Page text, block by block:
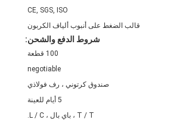
CE, SGS, ISO
قالب الضغط على أنبوب ألياف الكربون
شروط الدفع والشحن:
100 قطعة
negotiable
صندوق كرتوني ، رف فولاذي
5 أيام للعينة
T / T ، باي بال ، L / C.